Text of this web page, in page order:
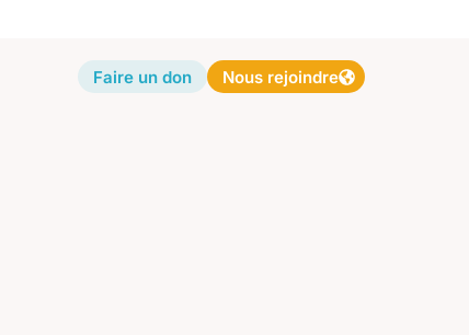
Faire un don Nous rejoindre